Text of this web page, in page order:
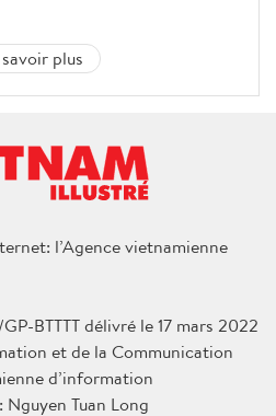
plus
l’Agence vietnamienne
BTTTT délivré le 17 mars 2022
et de la Communication
d’information
Tuan Long